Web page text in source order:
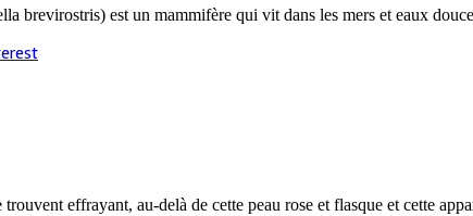
brevirostris) est un mammifère qui vit dans les mers et eaux
effrayant, au-delà de cette peau rose et flasque et cette